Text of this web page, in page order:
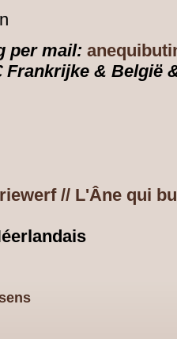
per mail:
Frankrijke & België
// L'Âne qui